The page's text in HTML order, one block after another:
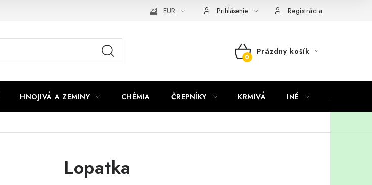
EUR Prihlásenie Registrácia
NÁKUPNÝ
KOŠÍK
Prázdny košík
HNOJIVÁ A ZEMINY CHÉMIA ČREPNÍKY KRMIVÁ INÉ
Lopatka